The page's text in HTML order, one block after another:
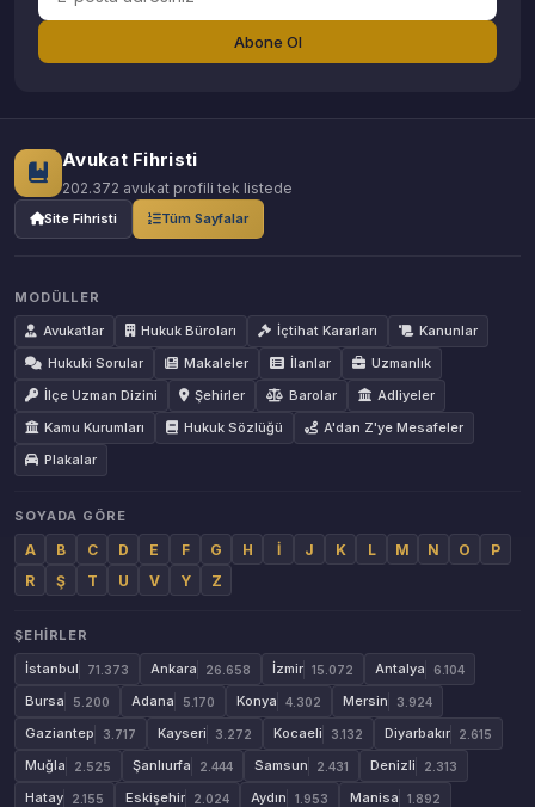
Abone Ol
Avukat Fihristi
202.372 avukat profili tek listede
Site Fihristi Tüm Sayfalar
MODÜLLER
Avukatlar
Hukuk Büroları İçtihat Kararları
Kanunlar
Hukuki Sorular
Makaleler İlanlar
Uzmanlık
İlçe Uzman Dizini
Şehirler Barolar
Adliyeler
Kamu Kurumları
Hukuk Sözlüğü
A'dan Z'ye Mesafeler
Plakalar
SOYADA GÖRE
A B C D E F G H İ J K L M N O
P
R
Ş T U V Y Z
ŞEHIRLER
İstanbul
71.373 Ankara 26.658 İzmir 15.072 Antalya 6.104
Bursa 5.200 Adana 5.170 Konya 4.302 Mersin 3.924
Gaziantep 3.717 Kayseri 3.272 Kocaeli 3.132 Diyarbakır 2.615
Muğla 2.525 Şanlıurfa 2.444 Samsun 2.431 Denizli 2.313
Hatay 2.155 Eskişehir 2.024 Aydın 1.953 Manisa 1.892